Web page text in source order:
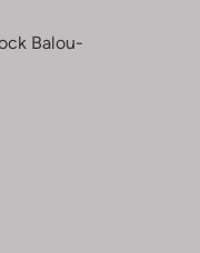
Balou-